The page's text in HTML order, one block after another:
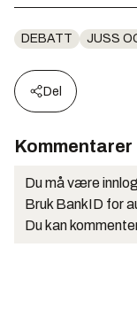
DEBATT JUSS
Del
Kommentarer
Du må være
Bruk BankID for
Du kan